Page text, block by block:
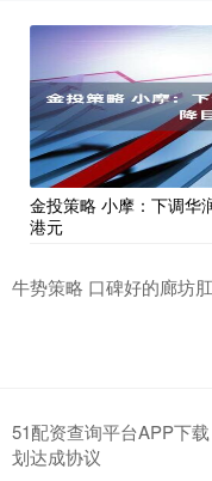
金投策略 小摩：下调华
港元
牛势策略 口碑好的廊坊
51配资查询平台APP下
划达成协议